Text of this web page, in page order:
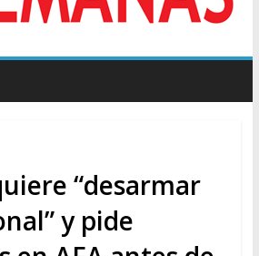
la Ley de Tierras y lamentó el retiro
de Tierras
“desarmar
y pide